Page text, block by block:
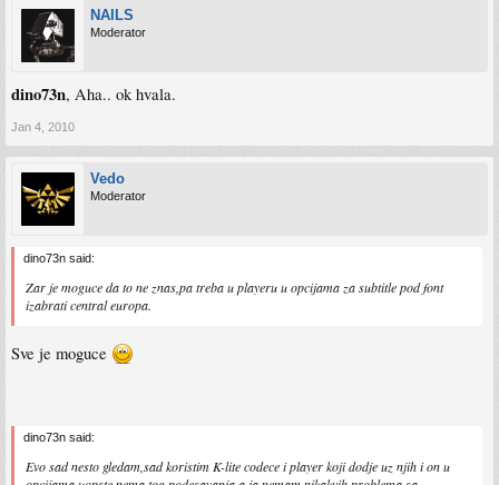
NAILS
Moderator
dino73n, Aha.. ok hvala.
Jan 4, 2010
Vedo
Moderator
dino73n said:
Zar je moguce da to ne znas,pa treba u playeru u opcijama za subtitle pod font
izabrati central europa.
Sve je moguce
dino73n said:
Evo sad nesto gledam,sad koristim K-lite codece i player koji dodje uz njih i on u